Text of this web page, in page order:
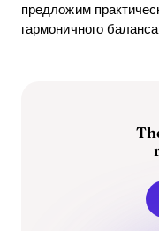
предложим
гармоничного